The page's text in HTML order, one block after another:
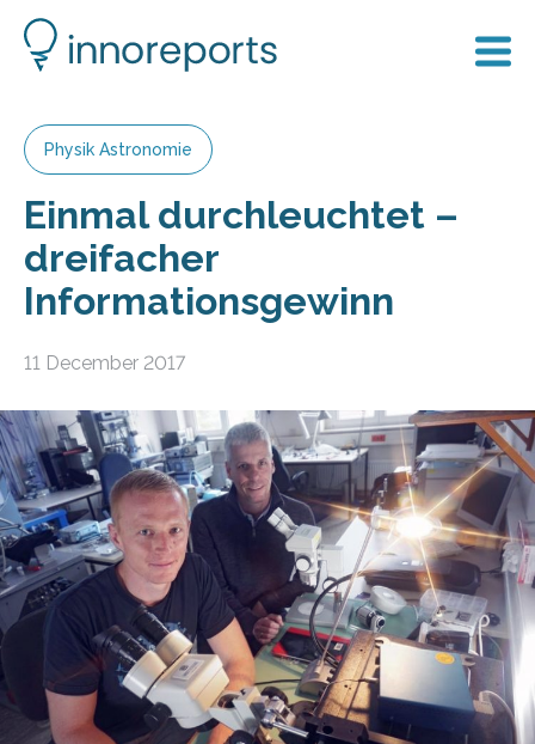
Physik Astronomie
Einmal durchleuchtet –
dreifacher
Informationsgewinn
11 December 2017